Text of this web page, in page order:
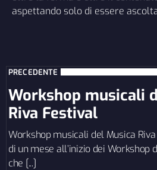
aspettando solo di essere
PRECEDENTE
Workshop musicali
Riva Festival
Workshop musicali del Musica
di un mese all’inizio dei Workshop
che [...]